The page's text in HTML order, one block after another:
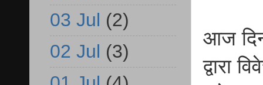
आज
द्वारा
03 Jul (2)
02 Jul (3)